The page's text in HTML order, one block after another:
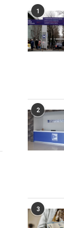
1
2
3